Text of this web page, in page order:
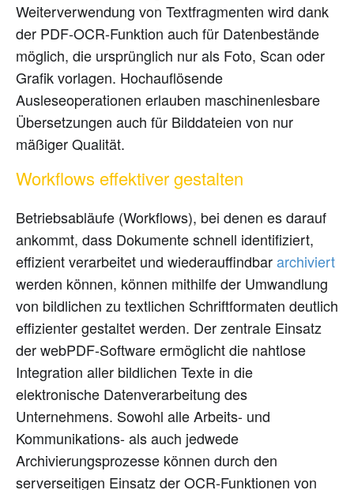
Weiterverwendung von Textfragmenten wird dank
der PDF-OCR-Funktion auch für Datenbestände
möglich, die ursprünglich nur als Foto, Scan oder
Grafik vorlagen. Hochauflösende
Ausleseoperationen erlauben maschinenlesbare
Übersetzungen auch für Bilddateien von nur
mäßiger Qualität.
Workflows effektiver gestalten
Betriebsabläufe (Workflows), bei denen es darauf
ankommt, dass Dokumente schnell identifiziert,
effizient verarbeitet und wiederauffindbararchiviert
werden können, können mithilfe der Umwandlung
von bildlichen zu textlichen Schriftformaten deutlich
effizienter gestaltet werden. Der zentrale Einsatz
der webPDF-Software ermöglicht die nahtlose
Integration aller bildlichen Texte in die
elektronische Datenverarbeitung des
Unternehmens. Sowohl alle Arbeits- und
Kommunikations- als auch jedwede
Archivierungsprozesse können durch den
serverseitigen Einsatz der OCR-Funktionen von